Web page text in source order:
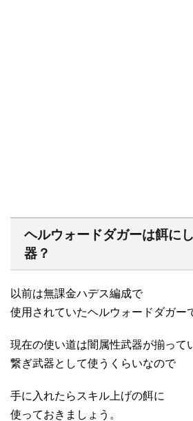
ヘルウォードダガーは餌に
器？
以前は無課金ハデス編成で
使用されていたヘルウォードダガー
現在の使い道は闇属性武器が揃って
繋ぎ武器として使うくらいなので
手に入れたらスキル上げの餌に
使っておきましょう。